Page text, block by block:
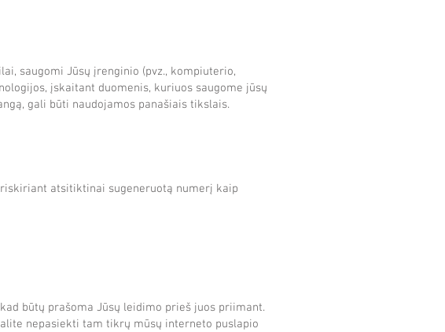
saugomi Jūsų įrenginio (pvz., kompiuterio,
įskaitant duomenis, kuriuos saugome jūsų
gali būti naudojamos panašiais tikslais.
atsitiktinai sugeneruotą numerį kaip
būtų prašoma Jūsų leidimo prieš juos priimant.
nepasiekti tam tikrų mūsų interneto puslapio